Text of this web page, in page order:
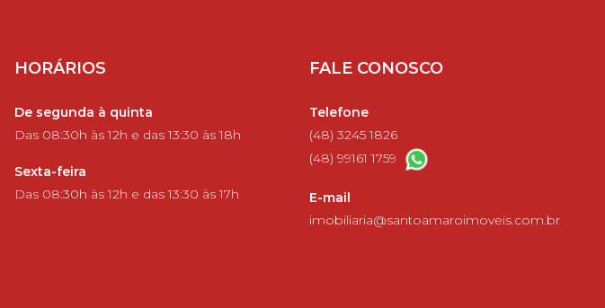
HORÁRIOS
De segunda à quinta
Das 08:30h às 12h e das 13:30 às 18h
Sexta-feira
Das 08:30h às 12h e das 13:30 às 17h
FALE CONOSCO
Telefone
(48) 3245 1826
(48) 99161 1759
E-mail
imobiliaria@santoamaroimoveis.com.br